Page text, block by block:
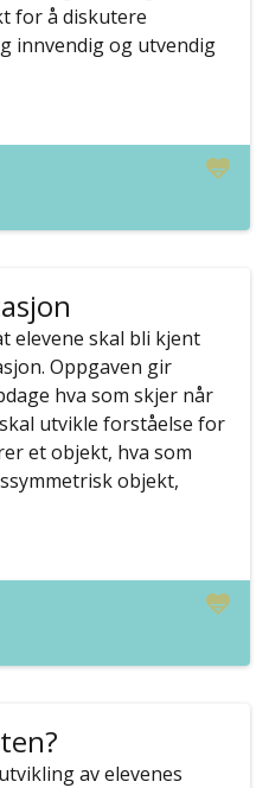
for å diskutere
innvendig og utvendig
elevene skal bli kjent
Oppgaven gir
hva som skjer når
utvikle forståelse for
et objekt, hva som
objekt,
av elevenes